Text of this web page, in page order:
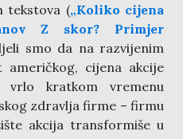
tekstova („Koliko cijena
Z skor? Primjer
smo da na razvijenim
cijena akcije
kratkom vremenu
zdravlja firme – firmu
akcija transformiše u